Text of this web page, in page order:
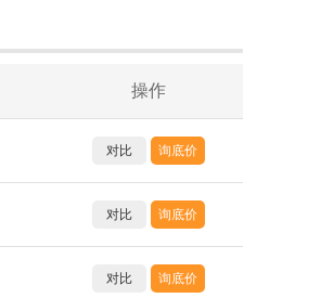
操作
对比 询底价
对比 询底价
对比 询底价